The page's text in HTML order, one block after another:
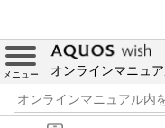
メニュー オンラインマニュ